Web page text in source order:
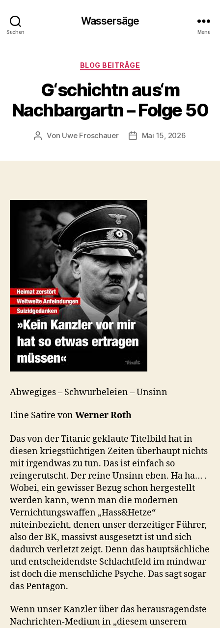
Suchen
Wassersäge
Menü
Kategorien
BLOG BEITRÄGE
G‘schichtn aus‘m
Nachbargartn – Folge 50
Beitragsautor
Von Uwe Froschauer Beitragsdatum
Mai 15, 2026
Abwegiges – Schwurbeleien – Unsinn
Eine Satire vonWerner Roth
Das von der Titanic geklaute Titelbild hat in
diesen kriegstüchtigen Zeiten überhaupt nichts
mit irgendwas zu tun. Das ist einfach so
reingerutscht. Der reine Unsinn eben. Ha ha… .
Wobei, ein gewisser Bezug schon hergestellt
werden kann, wenn man die modernen
Vernichtungswaffen „Hass&Hetze“
miteinbezieht, denen unser derzeitiger Führer,
also der BK, massivst ausgesetzt ist und sich
dadurch verletzt zeigt. Denn das hauptsächliche
und entscheidendste Schlachtfeld im mindwar
ist doch die menschliche Psyche. Das sagt sogar
das Pentagon.
Wenn unser Kanzler über das herausragendste
Nachrichten-Medium in „diesem unserem